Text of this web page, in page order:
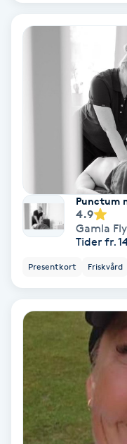
Nagelklippning
Nagelvård
Navelpiercing
NBE-massage
Punctum
4.9
Gamla
Tider fr.
Presentkort Friskvård